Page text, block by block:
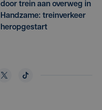
door trein aan overweg in
Handzame: treinverkeer
heropgestart